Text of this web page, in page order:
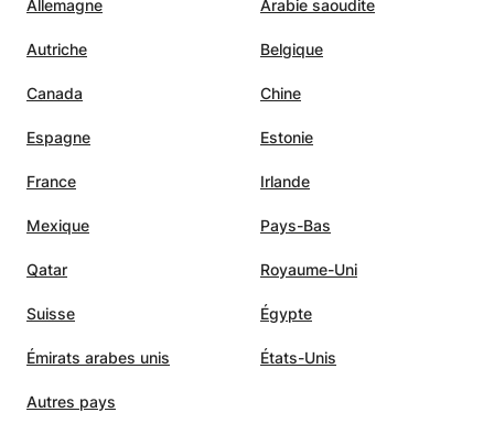
Allemagne Arabie saoudite
Autriche Belgique
Canada Chine
Espagne Estonie
France Irlande
Mexique Pays-Bas
Qatar Royaume-Uni
Suisse Égypte
Émirats arabes unis États-Unis
Autres pays